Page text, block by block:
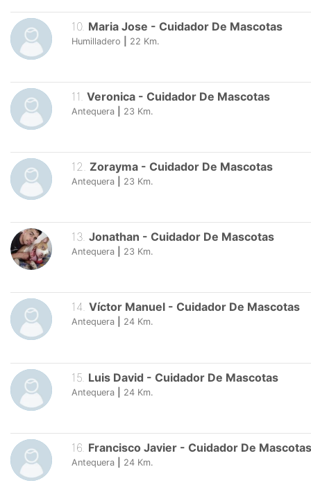
10. Maria Jose - Cuidador De Mascotas
Humilladero 22 Km.
11 Veronica - Cuidador De Mascotas
Antequera 23 Km.
12 Zorayma - Cuidador De Mascotas
Antequera 23 Km.
13. Jonathan - Cuidador De Mascotas
Antequera 23 Km.
14. Víctor Manuel - Cuidador De Mascotas
Antequera 24 Km.
15 Luis David - Cuidador De Mascotas
Antequera 24 Km.
16 Francisco Javier - Cuidador De Mascotas
Antequera 24 Km.